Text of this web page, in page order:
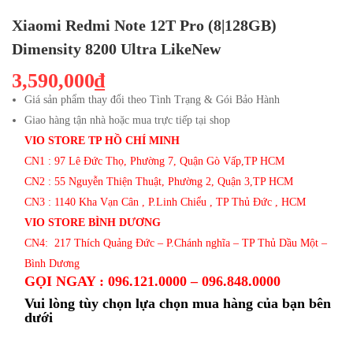
Xiaomi Redmi Note 12T Pro (8|128GB)
Dimensity 8200 Ultra LikeNew
3,590,000₫
Giá sản phẩm thay đổi theo Tình Trạng & Gói Bảo Hành
Giao hàng tận nhà hoặc mua trực tiếp tại shop
VIO STORE TP HỒ CHÍ MINH
CN1 : 97 Lê Đức Thọ, Phường 7, Quận Gò Vấp,TP HCM
CN2 : 55 Nguyễn Thiện Thuật, Phường 2, Quận 3,TP HCM
CN3 : 1140 Kha Vạn Cân , P.Linh Chiểu , TP Thủ Đức , HCM
VIO STORE BÌNH DƯƠNG
CN4: 217 Thích Quảng Đức – P.Chánh nghĩa – TP Thủ Dầu Một –
Bình Dương
GỌI NGAY : 096.121.0000 – 096.848.0000
Vui lòng tùy chọn lựa chọn mua hàng của bạn bên
dưới